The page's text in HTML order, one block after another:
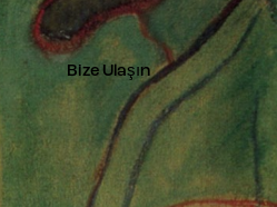
Bize Ulaşın